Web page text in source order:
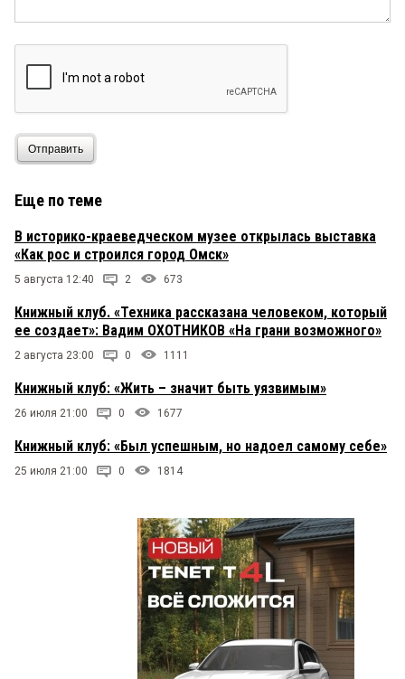
Отправить
Еще по теме
В историко-краеведческом музее открылась выставка
«Как рос и строился город Омск»
5 августа 12:40 2 673
Книжный клуб. «Техника рассказана человеком, который
ее создает»: Вадим ОХОТНИКОВ «На грани возможного»
2 августа 23:00 0 1111
Книжный клуб: «Жить – значит быть уязвимым»
26 июля 21:00 0 1677
Книжный клуб: «Был успешным, но надоел самому себе»
25 июля 21:00 0 1814